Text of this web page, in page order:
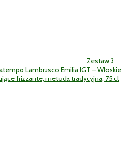
Zestaw 3
Lambrusco Emilia IGT – Włoskie
frizzante, metoda tradycyjna, 75 cl